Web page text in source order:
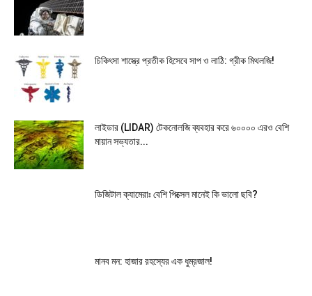
চিকিৎসা শাস্ত্রে প্রতীক হিসেবে সাপ ও লাঠি: গ্রীক মিথলজি!
লাইডার (LIDAR) টেকনোলজি ব্যবহার করে ৬০০০০ এরও বেশি
মায়ান সভ্যতার...
ডিজিটাল ক্যামেরাঃ বেশি পিক্সেল মানেই কি ভালো ছবি?
মানব মন: হাজার রহস্যের এক ধুম্রজাল!